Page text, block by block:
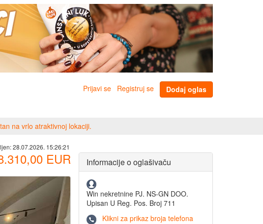
Prijavi se Registruj se Dodaj oglas
na vrlo atraktivnoj lokaciji.
28.07.2026. 15:26:21
EUR Informacije o oglašivaču
Win nekretnine PJ. NS-GN DOO.
Upisan U Reg. Pos. Broj 711
Klikni za prikaz broja telefona